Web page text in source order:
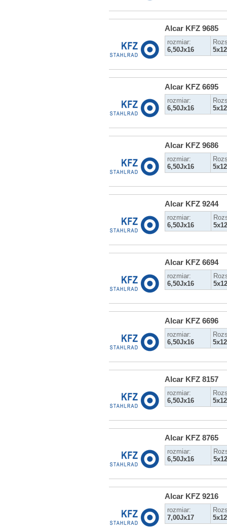
Alcar KFZ 9685
rozmiar:
6,50Jx16
Alcar KFZ 6695
rozmiar:
6,50Jx16
Alcar KFZ 9686
rozmiar:
6,50Jx16
Alcar KFZ 9244
rozmiar:
6,50Jx16
Alcar KFZ 6694
rozmiar:
6,50Jx16
Alcar KFZ 6696
rozmiar:
6,50Jx16
Alcar KFZ 8157
rozmiar:
6,50Jx16
Alcar KFZ 8765
rozmiar:
6,50Jx16
Alcar KFZ 9216
rozmiar:
7,00Jx17